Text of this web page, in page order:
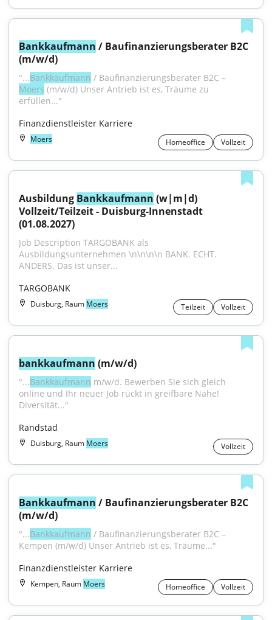
Bankkaufmann / Baufinanzierungsberater B2C
(m/w/d)
"...Bankkaufmann
Moers (m/w/d) Unser Antrieb ist es, Träume zu
erfüllen..."
Finanzdienstleister Karriere
Moers Homeoffice Vollzeit
Ausbildung Bankkaufmann (w|m|d)
Vollzeit/Teilzeit - Duisburg-Innenstadt
(01.08.2027)
Job Description TARGOBANK als
Ausbildungsunternehmen \n\n\n\n BANK. ECHT.
ANDERS. Das ist unser...
TARGOBANK
Duisburg, Raum Moers Teilzeit Vollzeit
bankkaufmann (m/w/d)
"...Bankkaufmann m/w/d. Bewerben Sie sich gleich
online und Ihr neuer Job rückt in greifbare Nähe!
Diversität..."
Randstad
Duisburg, Raum Moers Vollzeit
Bankkaufmann / Baufinanzierungsberater B2C
(m/w/d)
"...Bankkaufmann / Baufinanzierungsberater B2C –
Kempen (m/w/d) Unser Antrieb ist es, Träume..."
Finanzdienstleister Karriere
Kempen, Raum Moers Homeoffice Vollzeit